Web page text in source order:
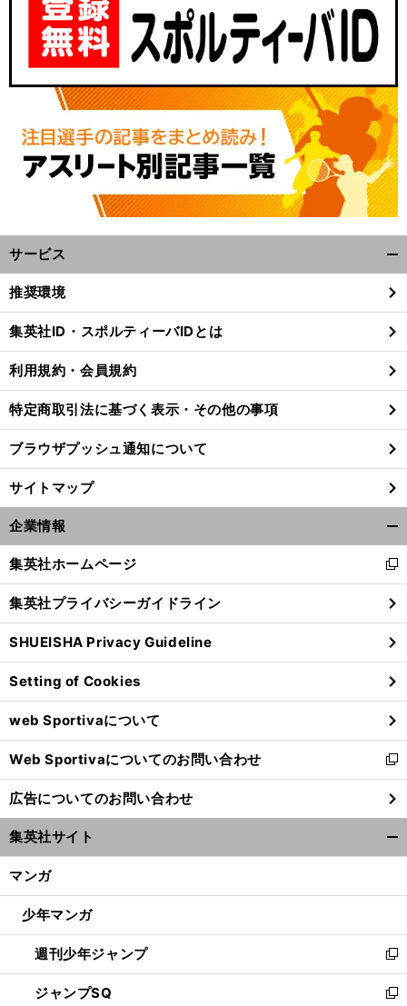
前
サービス
閉
る
推奨環境
集英社ID・スポルティーバIDとは
利用規約・会員規約
特定商取引法に基づく表示・その他の事項
ブラウザプッシュ通知について
サイトマップ
企業情報
閉
る
集英社ホームページ
新
し
い
ウ
ィ
ン
ド
ウ
で
開
く
集英社プライバシーガイドライン
SHUEISHA Privacy Guideline
Setting of Cookies
web Sportivaについて
Web Sportivaについてのお問い合わせ
新
し
い
ウ
ィ
ン
ウ
開
く
広告についてのお問い合わせ
集英社サイト
マンガ
少年マンガ
週刊少年ジャンプ
新
し
い
ジャンプSQ
新